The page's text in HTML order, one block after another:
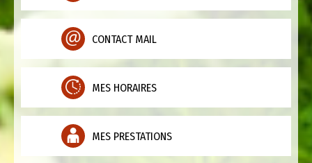
CONTACT MAIL
MES HORAIRES
MES PRESTATIONS